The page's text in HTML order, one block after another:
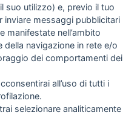
Vedi tutti
suo utilizzo) e, previo il tuo
inviare messaggi pubblicitari
manifestate nell’ambito
della navigazione in rete e/o
dei comportamenti dei
all’uso di tutti i
selezionare analiticamente